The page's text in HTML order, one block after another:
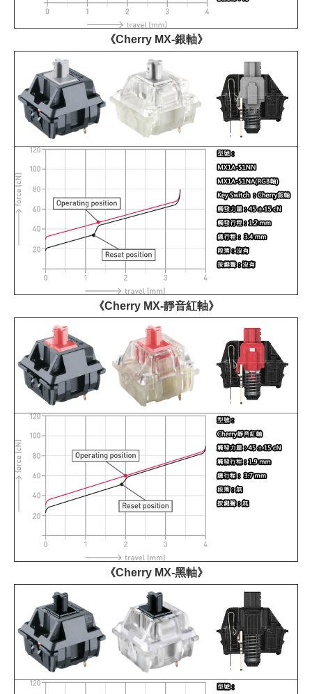
《Cherry MX-銀軸》
《Cherry MX-靜音紅軸》
《Cherry MX-黑軸》